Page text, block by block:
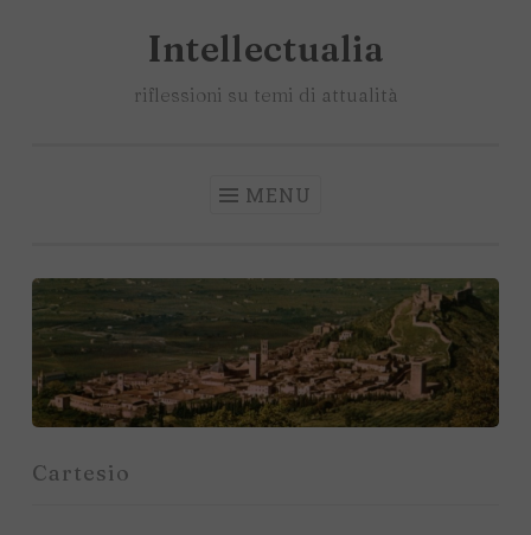
Intellectualia
riflessioni su temi di attualità
MENU
Cartesio